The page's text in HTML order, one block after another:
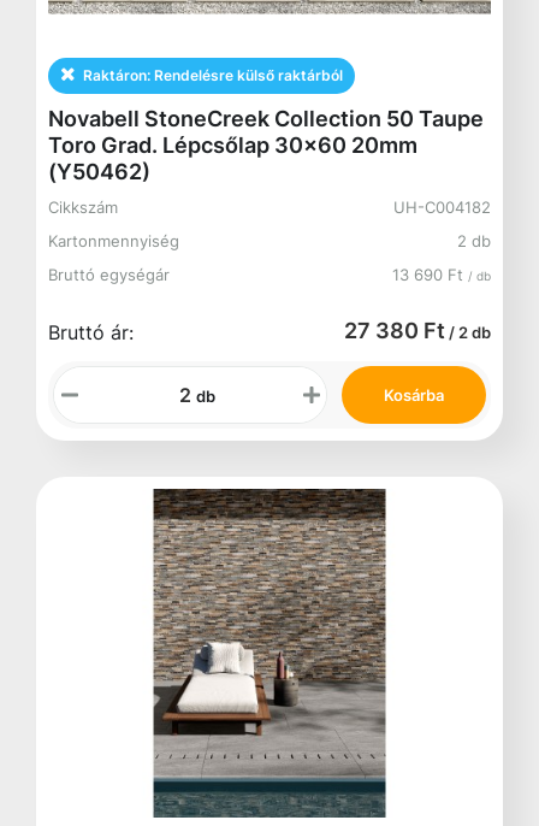
Raktáron: Rendelésre külső raktárból
Novabell StoneCreek Collection 50 Taupe
Toro Grad. Lépcsőlap 30x60 20mm
(Y50462)
Cikkszám
UH-C004182
Kartonmennyiség
2 db
Bruttó egységár
13 690 Ft / db
Bruttó ár: 27 380 Ft / 2 db
db Kosárba